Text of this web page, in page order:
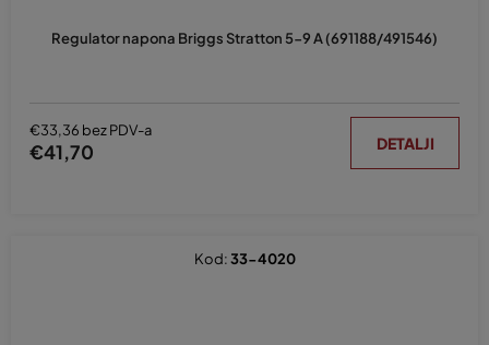
Regulator napona Briggs Stratton 5-9 A (691188/491546)
€33,36 bez PDV-a
€41,70 DETALJI
Kod:33-4020